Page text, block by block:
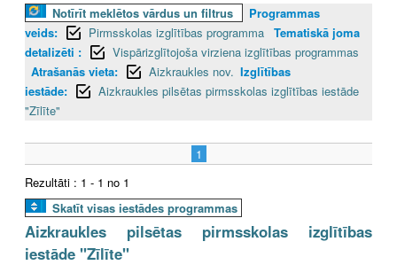
Notīrīt meklētos vārdus un filtrus
Programmas
veids:
Pirmsskolas izglītības programma Tematiskā joma
detalizēti :
Vispārizglītojoša virziena izglītības programmas
Atrašanās vieta:
Aizkraukles nov. Izglītības
iestāde:
Aizkraukles pilsētas pirmsskolas izglītības iestāde
"Zīlīte"
1
Rezultāti : 1 - 1 no 1
Skatīt visas iestādes programmas
Aizkraukles pilsētas pirmsskolas izglītības
iestāde "Zīlīte"